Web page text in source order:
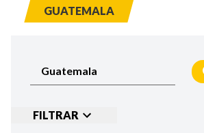
GUATEMALA
FILTRAR